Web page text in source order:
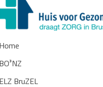
Home
BO³NZ
ELZ BruZEL